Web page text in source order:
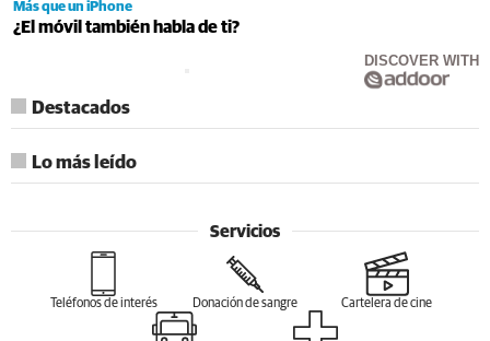
Más que un iPhone
¿El móvil también habla de ti?
DISCOVER WITH
Destacados
Lo más leído
Servicios
Teléfonos de interés Donación de sangre Cartelera de cine